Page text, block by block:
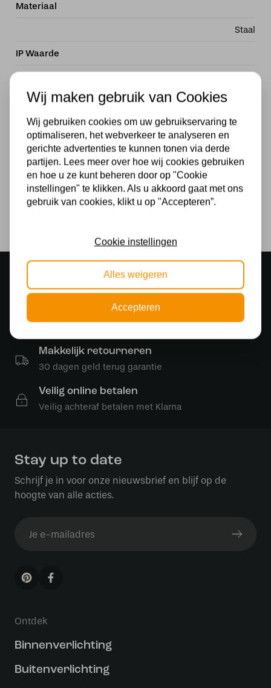
Materiaal
Staal
IP Waarde
Breedte in MM
Diepte in MM
Hoogte in MM
Sfeervolle showroom
500 m2 lampenwinkel in Rijssen
Gratis verzending
Makkelijk retourneren
30 dagen geld terug garantie
Veilig online betalen
Veilig achteraf betalen met Klarna
Stay up to date
Schrijf je in voor onze nieuwsbrief en blijf op de
hoogte van alle acties.
Ontdek
Binnenverlichting
Buitenverlichting
Wij maken gebruik van Cookies
Wij gebruiken cookies om uw gebruikservaring te
optimaliseren, het webverkeer te analyseren en
gerichte advertenties te kunnen tonen via derde
partijen. Lees meer over hoe wij cookies gebruiken
en hoe u ze kunt beheren door op "Cookie
instellingen" te klikken. Als u akkoord gaat met ons
gebruik van cookies, klikt u op "Accepteren”.
Cookie instellingen
Alles weigeren
Accepteren